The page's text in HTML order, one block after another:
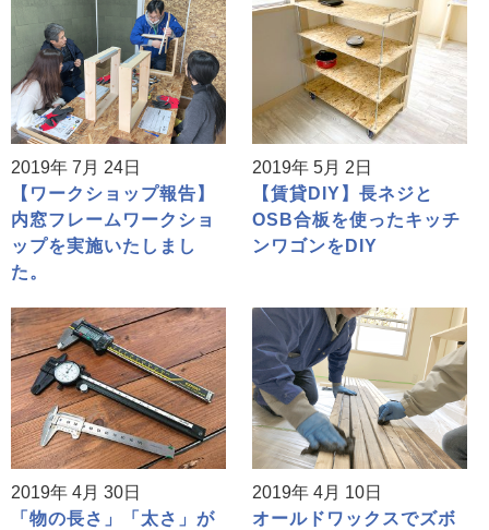
2019年 7月 24日
【ワークショップ報告】
内窓フレームワークショ
ップを実施いたしまし
た。
2019年 5月 2日
【賃貸DIY】長ネジと
OSB合板を使ったキッチ
ンワゴンをDIY
2019年 4月 30日
「物の長さ」「太さ」が
2019年 4月 10日
オールドワックスでズボ